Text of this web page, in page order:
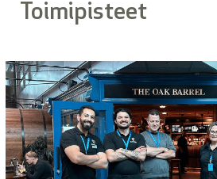
Toimipisteet